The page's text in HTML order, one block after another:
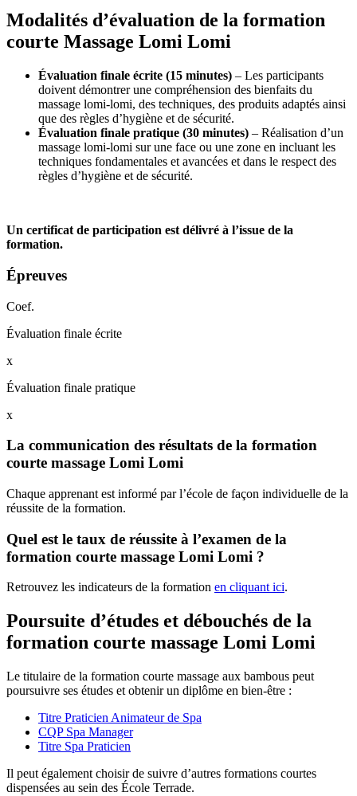
Modalités d’évaluation de la formation
courte Massage Lomi Lomi
Évaluation finale écrite (15 minutes) – Les participants
doivent démontrer une compréhension des bienfaits du
massage lomi-lomi, des techniques, des produits adaptés ainsi
que des règles d’hygiène et de sécurité.
Évaluation finale pratique (30 minutes) – Réalisation d’un
massage lomi-lomi sur une face ou une zone en incluant les
techniques fondamentales et avancées et dans le respect des
règles d’hygiène et de sécurité.
Un certificat de participation est délivré à l’issue de la
formation.
Épreuves
Coef.
Évaluation finale écrite
x
Évaluation finale pratique
x
La communication des résultats de la formation
courte massage Lomi Lomi
Chaque apprenant est informé par l’école de façon individuelle de la
réussite de la formation.
Quel est le taux de réussite à l’examen de la
formation courte massage Lomi Lomi ?
Retrouvez les indicateurs de la formation en cliquant ici.
Poursuite d’études et débouchés de la
formation courte massage Lomi Lomi
Le titulaire de la formation courte massage aux bambous peut
poursuivre ses études et obtenir un diplôme en bien-être :
Titre Praticien Animateur de Spa
CQP Spa Manager
Titre Spa Praticien
Il peut également choisir de suivre d’autres formations courtes
dispensées au sein des École Terrade.